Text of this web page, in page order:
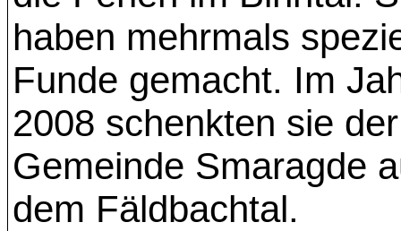
haben mehrmals
Funde gemacht. Im
2008 schenkten sie der
Gemeinde Smaragde
dem Fäldbachtal.